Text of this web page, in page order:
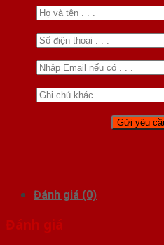
Đánh giá (0)
Đánh giá